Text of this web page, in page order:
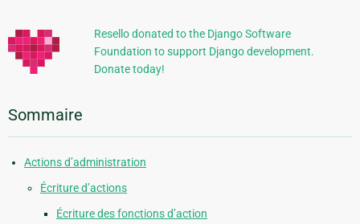
supplémentaires
Resello donated to the Django Software
Foundation to support Django development.
Donate today!
Sommaire
Actions d’administration
Écriture d’actions
Écriture des fonctions d’action